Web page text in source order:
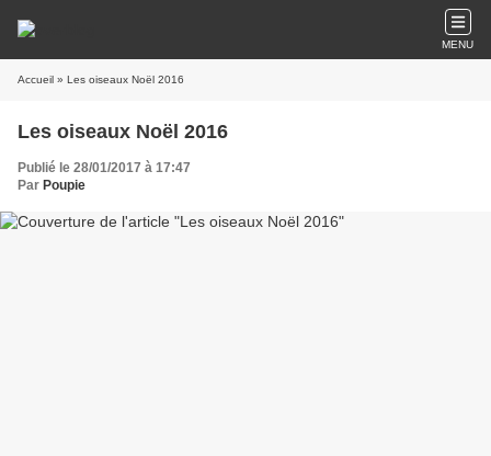
MENU
Accueil » Les oiseaux Noël 2016
Les oiseaux Noël 2016
Publié le 28/01/2017 à 17:47
Par Poupie